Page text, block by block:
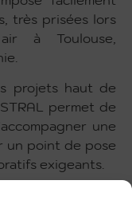
très prisées lors
à Toulouse,
projets haut de
permet de
une
un point de pose
exigeants.